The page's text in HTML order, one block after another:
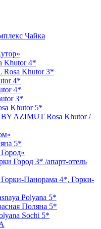
Чайка
Khutor 4*
Khutor 3*
4*
4*
3*
Khutor 5*
BY AZIMUT Rosa Khutor /
5*
Город 3* /апарт-отель
Панорама 4*, Горки-
Polyana 5*
Поляна 5*
Sochi 5*